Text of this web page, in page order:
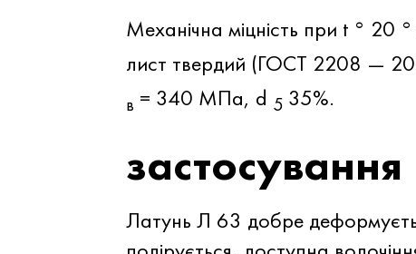
Механічна міцність при t °
лист твердий (ГОСТ 2208 —
в = 340 МПа, d 535%.
застосування
Латунь Л 63 добре